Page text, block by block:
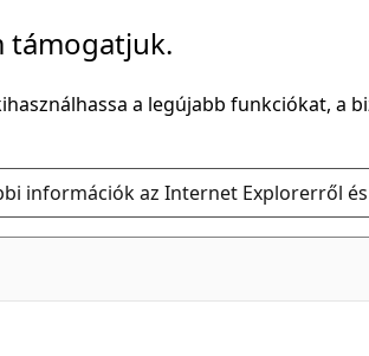
támogatjuk.
a legújabb funkciókat, a
információk az Internet Explorerről